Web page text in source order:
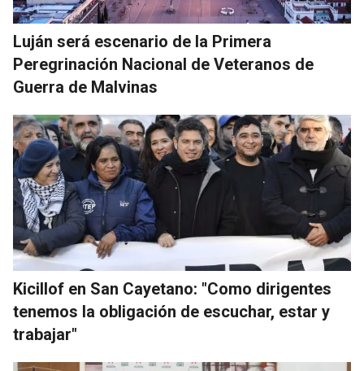
Luján será escenario de la Primera
Peregrinación Nacional de Veteranos de
Guerra de Malvinas
Kicillof en San Cayetano: "Como dirigentes
tenemos la obligación de escuchar, estar y
trabajar"